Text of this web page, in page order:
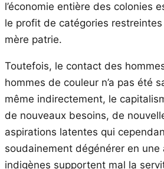
l’économie entière des colonies
le profit de catégories restreintes
mère patrie.
Toutefois, le contact des
hommes de couleur n’a pas été
même indirectement, le
de nouveaux besoins, de
aspirations latentes qui
soudainement dégénérer en une
indigènes supportent mal la